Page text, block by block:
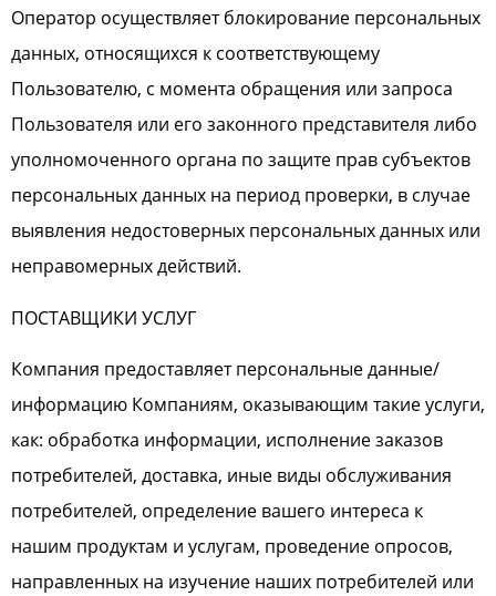
Оператор осуществляет блокирование персональных
данных, относящихся к соответствующему
Пользователю, с момента обращения или запроса
Пользователя или его законного представителя либо
уполномоченного органа по защите прав субъектов
персональных данных на период проверки, в случае
выявления недостоверных персональных данных или
неправомерных действий.
ПОСТАВЩИКИ УСЛУГ
Компания предоставляет персональные данные/
информацию Компаниям, оказывающим такие услуги,
как: обработка информации, исполнение заказов
потребителей, доставка, иные виды обслуживания
потребителей, определение вашего интереса к
нашим продуктам и услугам, проведение опросов,
направленных на изучение наших потребителей или